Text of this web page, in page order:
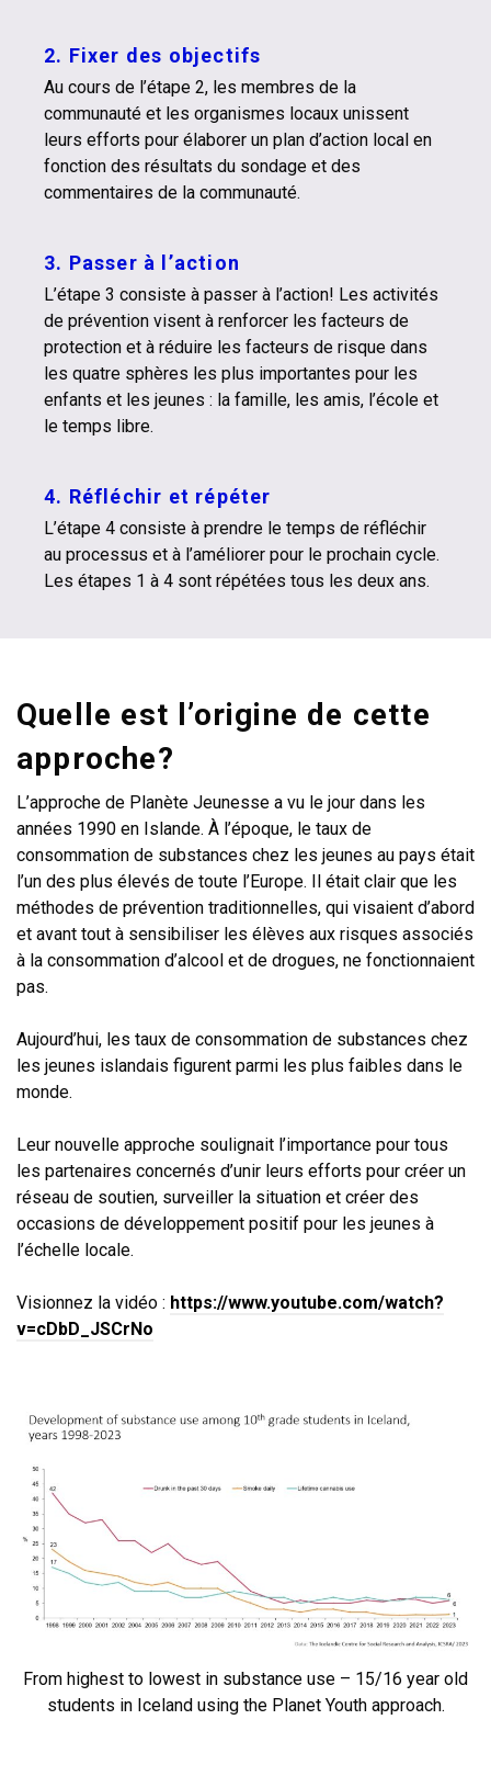
2. Fixer des objectifs
Au cours de l’étape 2, les membres de la
communauté et les organismes locaux unissent
leurs efforts pour élaborer un plan d’action local en
fonction des résultats du sondage et des
commentaires de la communauté.
3. Passer à l’action
L’étape 3 consiste à passer à l’action! Les activités
de prévention visent à renforcer les facteurs de
protection et à réduire les facteurs de risque dans
les quatre sphères les plus importantes pour les
enfants et les jeunes : la famille, les amis, l’école et
le temps libre.
4. Réfléchir et répéter
L’étape 4 consiste à prendre le temps de réfléchir
au processus et à l’améliorer pour le prochain cycle.
Les étapes 1 à 4 sont répétées tous les deux ans.
Quelle est l’origine de cette
approche?
L’approche de Planète Jeunesse a vu le jour dans les
années 1990 en Islande. À l’époque, le taux de
consommation de substances chez les jeunes au pays était
l’un des plus élevés de toute l’Europe. Il était clair que les
méthodes de prévention traditionnelles, qui visaient d’abord
et avant tout à sensibiliser les élèves aux risques associés
à la consommation d’alcool et de drogues, ne fonctionnaient
pas.
Aujourd’hui, les taux de consommation de substances chez
les jeunes islandais figurent parmi les plus faibles dans le
monde.
Leur nouvelle approche soulignait l’importance pour tous
les partenaires concernés d’unir leurs efforts pour créer un
réseau de soutien, surveiller la situation et créer des
occasions de développement positif pour les jeunes à
l’échelle locale.
Visionnez la vidéo : https://www.youtube.com/watch?
v=cDbD_JSCrNo
From highest to lowest in substance use – 15/16 year old
students in Iceland using the Planet Youth approach.